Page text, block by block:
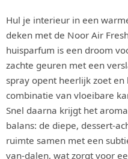
Hul je interieur in een
deken met de Noor Air
huisparfum is een droom
zachte geuren met een
spray opent heerlijk zoet
combinatie van vloeibare
Snel daarna krijgt het
balans: de diepe, dessert-
ruimte samen met een
van-dalen, wat zorgt voor